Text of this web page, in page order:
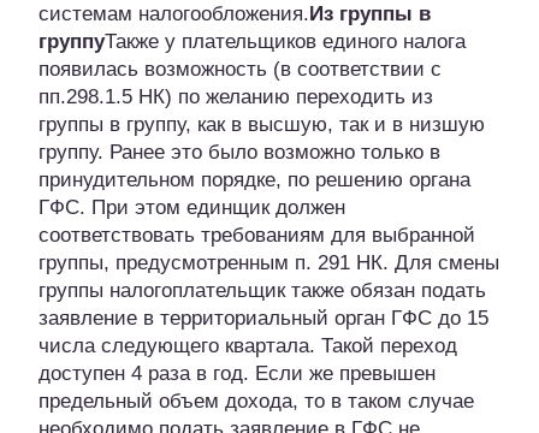
системам налогообложения.Из группы в
группуТакже у плательщиков единого налога
появилась возможность (в соответствии с
пп.298.1.5 НК) по желанию переходить из
группы в группу, как в высшую, так и в низшую
группу. Ранее это было возможно только в
принудительном порядке, по решению органа
ГФС. При этом единщик должен
соответствовать требованиям для выбранной
группы, предусмотренным п. 291 НК. Для смены
группы налогоплательщик также обязан подать
заявление в территориальный орган ГФС до 15
числа следующего квартала. Такой переход
доступен 4 раза в год. Если же превышен
предельный объем дохода, то в таком случае